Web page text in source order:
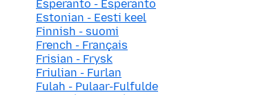
Esperanto - Esperanto
Estonian - Eesti keel
Finnish - suomi
French - Français
Frisian - Frysk
Friulian - Furlan
Fulah - Pulaar-Fulfulde